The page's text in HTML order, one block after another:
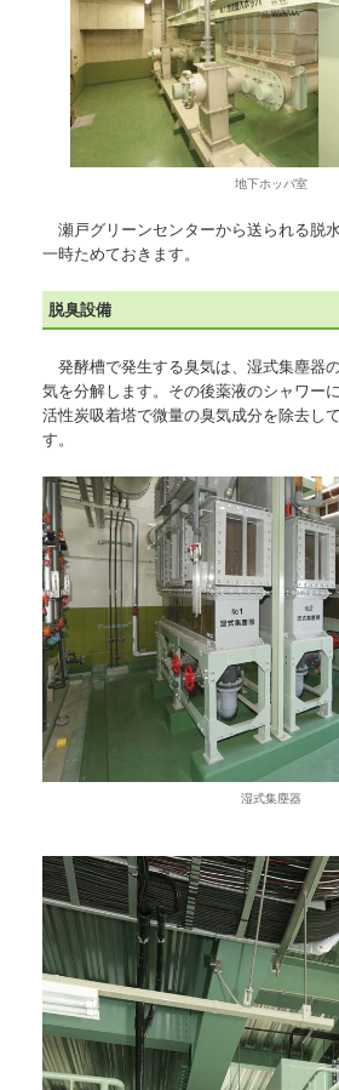
地下ホッパ室
瀬戸グリーンセンターから送られる脱
一時ためておきます。
脱臭設備
発酵槽で発生する臭気は、湿式集塵器
気を分解します。その後薬液のシャワー
活性炭吸着塔で微量の臭気成分を除去し
す。
湿式集塵器